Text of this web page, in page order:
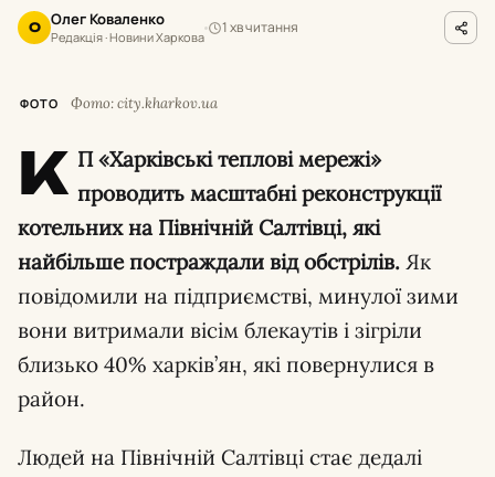
О Олег Коваленко
Редакція · Новини Харкова
1 хв читання
ФОТО Фото: city.kharkov.ua
К П «Харківські теплові мережі»
проводить масштабні реконструкції
котельних на Північній Салтівці, які
найбільше постраждали від обстрілів. Як
повідомили на підприємстві, минулої зими
вони витримали вісім блекаутів і зігріли
близько 40% харків’ян, які повернулися в
район.
Людей на Північній Салтівці стає дедалі